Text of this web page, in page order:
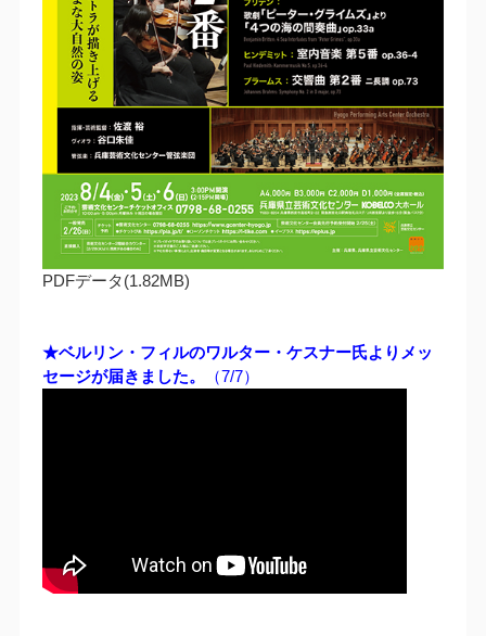
PDFデータ(1.82MB)
★ベルリン・フィルのワルター・ケスナー氏よりメッ
セージが届きました。
（7/7）